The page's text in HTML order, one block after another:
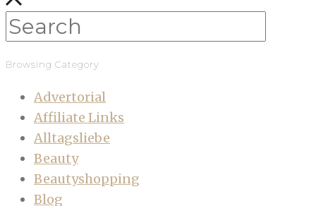
Browsing Category
Advertorial
Affiliate Links
Alltagsliebe
Beauty
Beautyshopping
Blog